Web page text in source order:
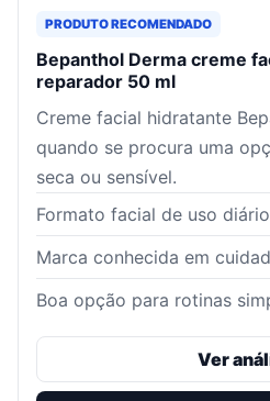
PRODUTO RECOMENDADO
Bepanthol Derma creme
reparador 50 ml
Creme facial hidratante
quando se procura uma
seca ou sensível.
Formato facial de uso diário
Marca conhecida em
Boa opção para rotinas
Ver